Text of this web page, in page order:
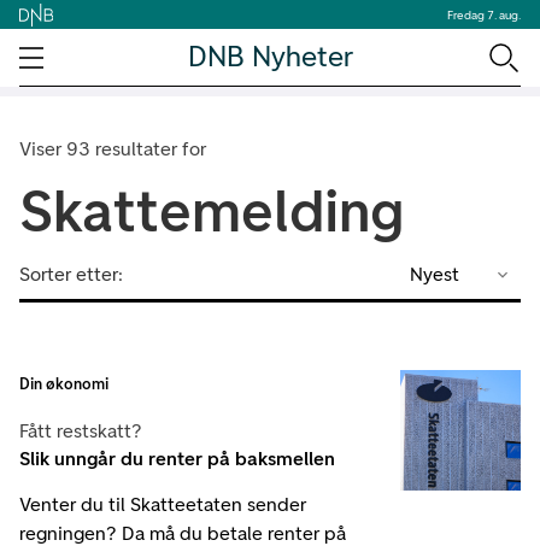
Fredag 7. aug.
DNB Nyheter
Viser 93 resultater for
Skattemelding
Sorter etter: Nyest
Din økonomi
Fått restskatt?
Slik unngår du renter på baksmellen
Venter du til Skatteetaten sender
regningen? Da må du betale renter på